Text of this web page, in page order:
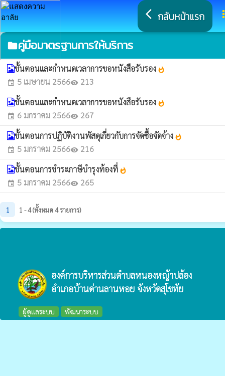
arrow_back_ios กลับหน้าแรก
folderคู่มือมาตรฐานการให้บริการ
ขั้นตอนและกำหนดเวลาการขอหนังสือรับรอง whatshot
event 5 เมษายน 2566visibility 213
ขั้นตอนและกำหนดเวลาการขอหนังสือรับรอง whatshot
event 6 มกราคม 2566visibility 267
ขั้นตอนการปฏิบัติงานพัสดุเกี่ยวกับการจัดซื้อจัดจ้าง whatshot
event 5 มกราคม 2566visibility 216
ขั้นตอนการชำระภาษีบำรุงท้องที่ whatshot
event 5 มกราคม 2566visibility 265
1 1 - 4 (ทั้งหมด 4 รายการ)
องค์การบริหารส่วนตำบลหนองหญ้าปล้อง
อำเภอบ้านด่านลานหอย จังหวัดสุโขทัย
ผู้ดูแลระบบ พัฒนาระบบ